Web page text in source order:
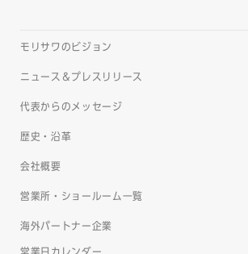
モリサワのビジョン
ニュース＆プレスリリース
代表からのメッセージ
歴史・沿革
会社概要
営業所・ショールーム一覧
海外パートナー企業